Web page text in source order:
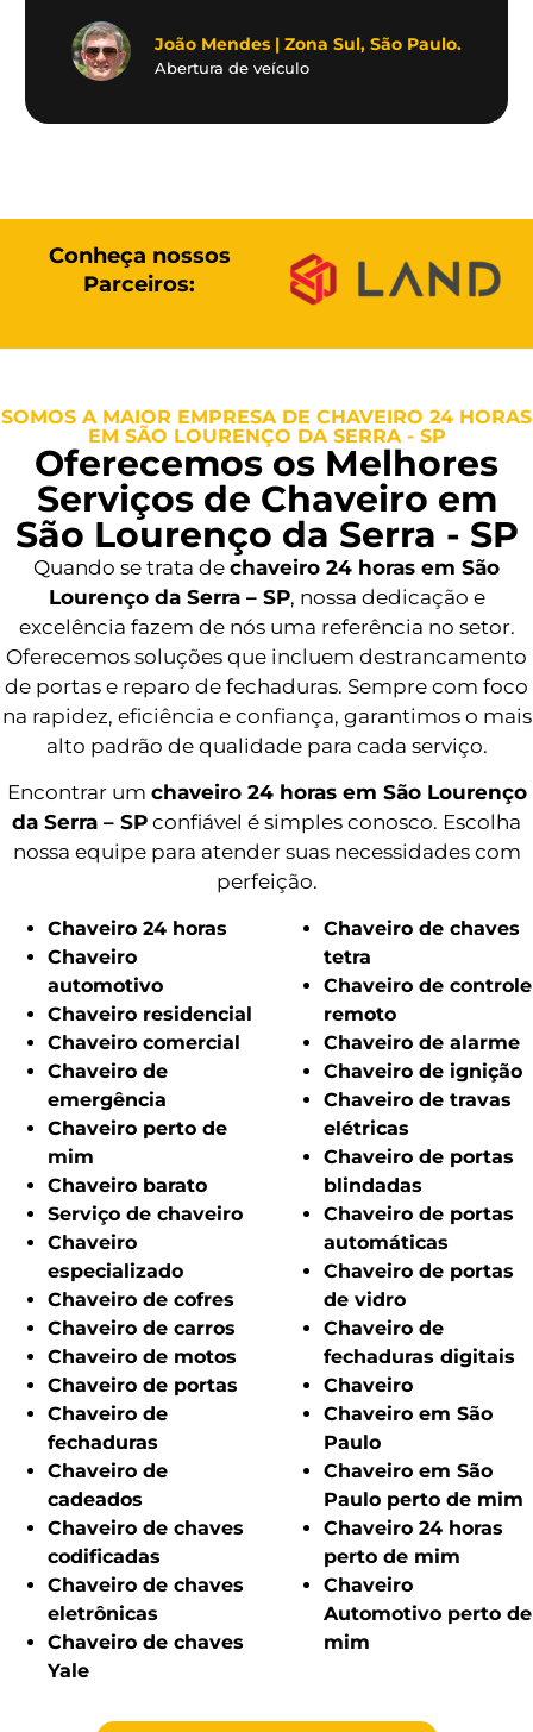
João Mendes | Zona Sul, São Paulo.
Abertura de veículo
Conheça nossos
Parceiros:
SOMOS A MAIOR EMPRESA DE CHAVEIRO 24 HORAS
EM SÃO LOURENÇO DA SERRA - SP
Oferecemos os Melhores
Serviços de Chaveiro em
São Lourenço da Serra - SP
Quando se trata de chaveiro 24 horas em São
Lourenço da Serra – SP, nossa dedicação e
excelência fazem de nós uma referência no setor.
Oferecemos soluções que incluem destrancamento
de portas e reparo de fechaduras. Sempre com foco
na rapidez, eficiência e confiança, garantimos o mais
alto padrão de qualidade para cada serviço.
Encontrar um chaveiro 24 horas em São Lourenço
da Serra – SP confiável é simples conosco. Escolha
nossa equipe para atender suas necessidades com
perfeição.
Chaveiro 24 horas
Chaveiro
automotivo
Chaveiro residencial
Chaveiro comercial
Chaveiro de
emergência
Chaveiro perto de
mim
Chaveiro barato
Serviço de chaveiro
Chaveiro
especializado
Chaveiro de cofres
Chaveiro de carros
Chaveiro de motos
Chaveiro de portas
Chaveiro de
fechaduras
Chaveiro de
cadeados
Chaveiro de chaves
codificadas
Chaveiro de chaves
eletrônicas
Chaveiro de chaves
Yale
Chaveiro de chaves
tetra
Chaveiro de controle
remoto
Chaveiro de alarme
Chaveiro de ignição
Chaveiro de travas
elétricas
Chaveiro de portas
blindadas
Chaveiro de portas
automáticas
Chaveiro de portas
de vidro
Chaveiro de
fechaduras digitais
Chaveiro
Chaveiro em São
Paulo
Chaveiro em São
Paulo perto de mim
Chaveiro 24 horas
perto de mim
Chaveiro
Automotivo perto de
mim